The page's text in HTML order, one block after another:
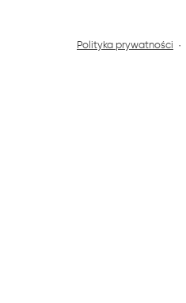
Polityka prywatności ·